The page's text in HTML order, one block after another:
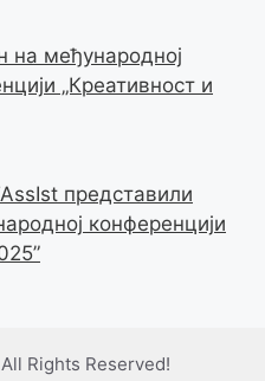
на међународној
„Креативност и
представили
конференцији
Rights Reserved!